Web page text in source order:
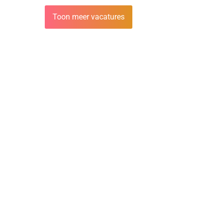
Toon meer vacatures